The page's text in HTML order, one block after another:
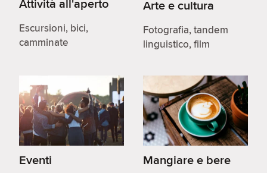
Attività all'aperto
Escursioni, bici,
camminate
Arte e cultura
Fotografia, tandem
linguistico, film
Eventi Mangiare e bere